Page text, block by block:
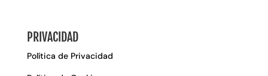
PRIVACIDAD
Política de Privacidad